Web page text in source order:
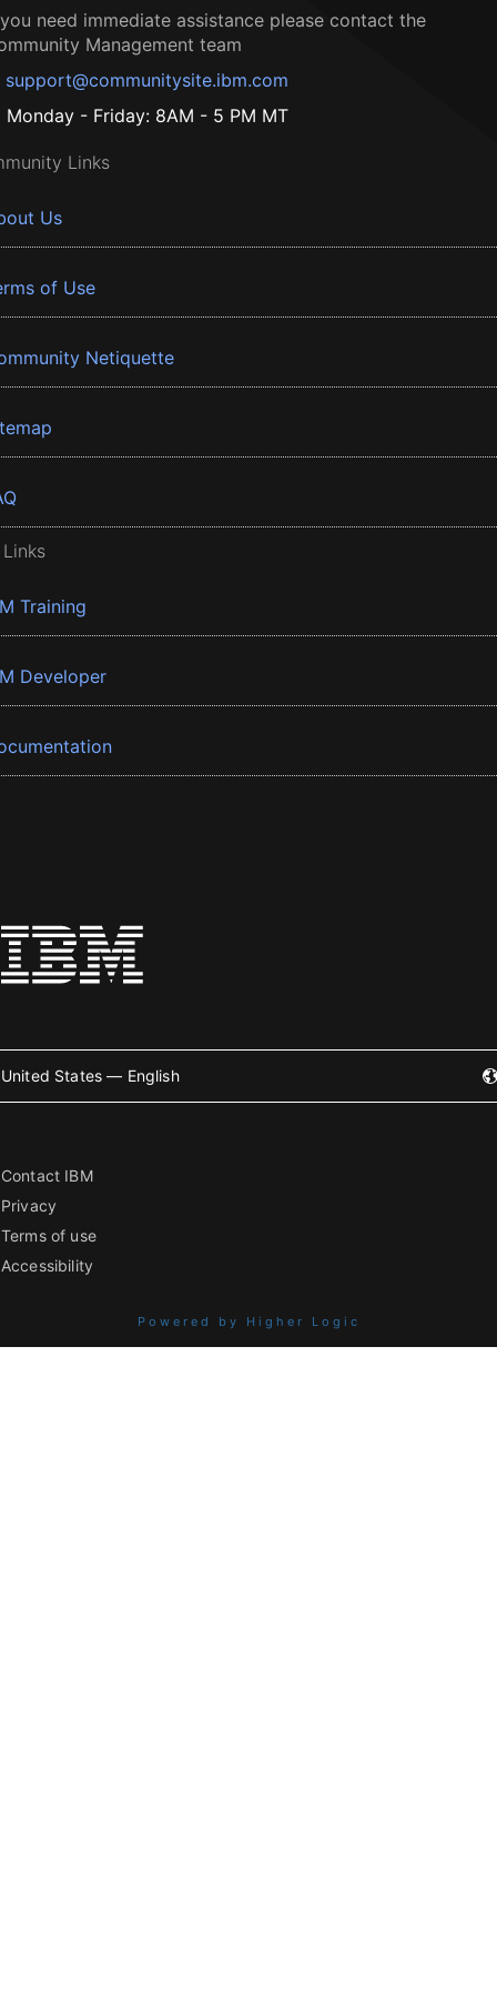
need immediate assistance please contact the
Management team
support@communitysite.ibm.com
Monday - Friday: 8AM - 5 PM MT
Links
Us
of Use
Netiquette
Training
Developer
United States — English
Contact IBM
Privacy
Terms of use
Accessibility
Powered by Higher Logic